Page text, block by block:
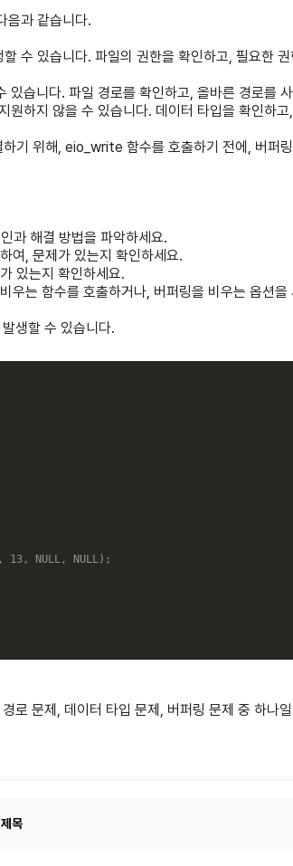
음과 같습니다.
수 있습니다. 파일의 권한을 확인하고, 필요한
있습니다. 파일 경로를 확인하고, 올바른 경로를
하지 않을 수 있습니다. 데이터 타입을 확인하
기 위해, eio_write 함수를 호출하기 전에, 버퍼
과 해결 방법을 파악하세요.
여, 문제가 있는지 확인하세요.
있는지 확인하세요.
우는 함수를 호출하거나, 버퍼링을 비우는 옵션을
생할 수 있습니다.
, 13, NULL, NULL) ;
로 문제, 데이터 타입 문제, 버퍼링 문제 중 하나
제목